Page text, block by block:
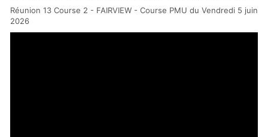
Réunion 13 Course 2 - FAIRVIEW - Course PMU du Vendredi 5 juin
2026